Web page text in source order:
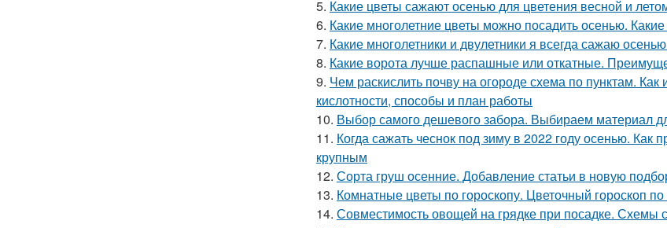
5. Какие цветы сажают осенью для цветения весной и
6. Какие многолетние цветы можно посадить осенью.
7. Какие многолетники и двулетники я всегда сажаю
8. Какие ворота лучше распашные или откатные.
9. Чем раскислить почву на огороде схема по пунктам.
кислотности, способы и план работы
10. Выбор самого дешевого забора. Выбираем материал
11. Когда сажать чеснок под зиму в 2022 году осенью.
крупным
12. Сорта груш осенние. Добавление статьи в новую
13. Комнатные цветы по гороскопу. Цветочный гороскоп
14. Совместимость овощей на грядке при посадке. Схемы